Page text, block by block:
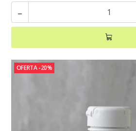
-
OFERTA -20%